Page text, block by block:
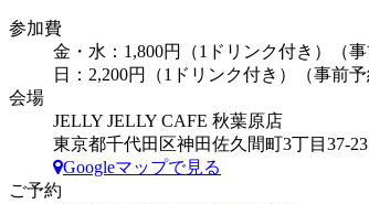
参加費
金・水：1,800円（1ドリンク付き）（
日：2,200円（1ドリンク付き）（事前
会場
JELLY JELLY CAFE 秋葉原店
東京都千代田区神田佐久間町3丁目37-23
Googleマップで見る
ご予約